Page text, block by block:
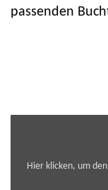
passenden
Inhalt
Hier klicken, um